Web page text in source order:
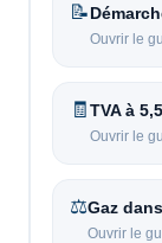
📝
Ouvrir le
🧾 TVA à
Ouvrir le
⚖️Gaz
Ouvrir le